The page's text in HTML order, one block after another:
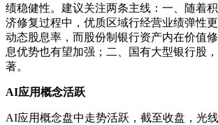
绩稳健性。建议关注两条主线：一、随着
济修复过程中，优质区域行经营业绩弹性
动态股息率，而股份制银行资产内在价值
息优势也有望加强；二、国有大型银行股
著。
AI应用概念活跃
AI应用概念盘中走势活跃，截至收盘，光